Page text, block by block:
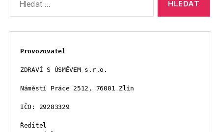
vyhledávání:
Provozovatel
ZDRAVÍ S ÚSMĚVEM s.r.o.
Náměstí Práce 2512, 76001 Zlín
IČO: 29283329
Ředitel